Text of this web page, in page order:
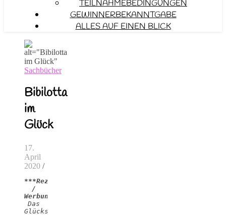
TEILNAHMEBEDINGUNGEN
GEWINNERBEKANNTGABE
ALLES AUF EINEN BLICK
Sachbücher
Bibilotta
im
Glück
17.
April
2020 /
***Rezensionsexemplare
/
Werbung***
Das
Glückspäckchen